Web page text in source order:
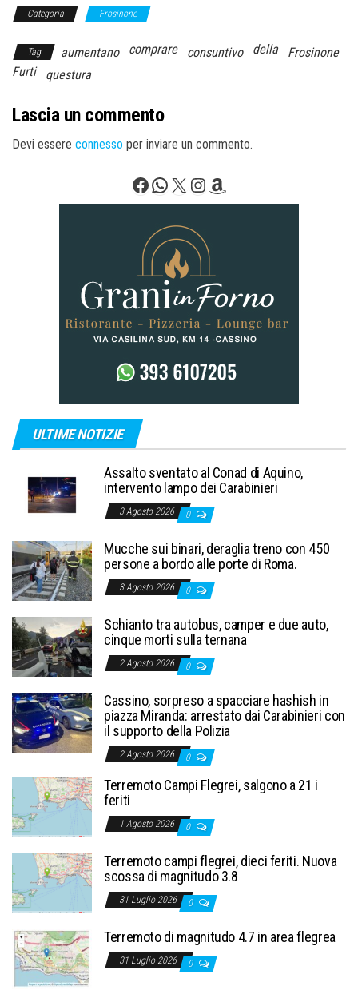
Categoria Frosinone
Tag aumentano comprare consuntivo della
Frosinone
Furti
questura
Lascia un commento
Devi essere connesso per inviare un commento.
Facebook
WhatsApp
X Instagram
Amazon
ULTIME NOTIZIE
Assalto sventato al Conad di Aquino,
intervento lampo dei Carabinieri
3 Agosto 2026 0
Mucche sui binari, deraglia treno con 450
persone a bordo alle porte di Roma.
3 Agosto 2026 0
Schianto tra autobus, camper e due auto,
cinque morti sulla ternana
2 Agosto 2026 0
Cassino, sorpreso a spacciare hashish in
piazza Miranda: arrestato dai Carabinieri con
il supporto della Polizia
2 Agosto 2026 0
Terremoto Campi Flegrei, salgono a 21 i
feriti
1 Agosto 2026 0
Terremoto campi flegrei, dieci feriti. Nuova
scossa di magnitudo 3.8
31 Luglio 2026 0
Terremoto di magnitudo 4.7 in area flegrea
31 Luglio 2026 0